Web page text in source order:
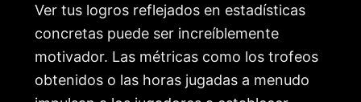
Ver tus logros reflejados en estadísticas
concretas puede ser increíblemente
motivador. Las métricas como los trofeos
obtenidos o las horas jugadas a menudo